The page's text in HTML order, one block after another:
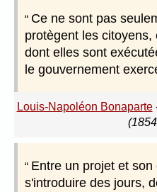
Ce ne sont pas
protègent les
dont elles sont
le gouvernement
Louis-Napoléon Bonaparte
Entre un projet et
s'introduire des jours,